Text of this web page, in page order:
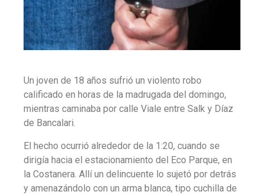
Un joven de 18 años sufrió un violento robo
calificado en horas de la madrugada del domingo,
mientras caminaba por calle Viale entre Salk y Díaz
de Bancalari.
El hecho ocurrió alrededor de la 1:20, cuando se
dirigía hacia el estacionamiento del Eco Parque, en
la Costanera. Allí un delincuente lo sujetó por detrás
y amenazándolo con un arma blanca, tipo cuchilla de